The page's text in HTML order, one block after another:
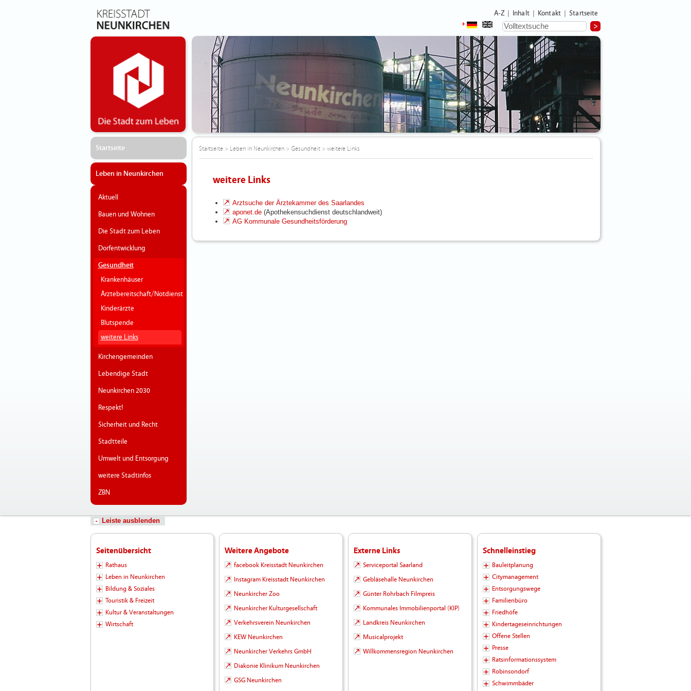
A-Z Inhalt Kontakt Startseite
Startseite
Leben in Neunkirchen
Aktuell
Bauen und Wohnen
Die Stadt zum Leben
Dorfentwicklung
Gesundheit
Krankenhäuser
Ärztebereitschaft/Notdienst
Kinderärzte
Blutspende
weitere Links
Kirchengemeinden
Lebendige Stadt
Neunkirchen 2030
Respekt!
Sicherheit und Recht
Stadtteile
Umwelt und Entsorgung
weitere Stadtinfos
ZBN
Startseite> Leben in Neunkirchen> Gesundheit> weitere Links
weitere Links
Arztsuche der Ärztekammer des Saarlandes
aponet.de(Apothekensuchdienst deutschlandweit)
AG Kommunale Gesundheitsförderung
Leiste ausblenden
Seitenübersicht
Rathaus
Leben in Neunkirchen
Bildung & Soziales
Touristik & Freizeit
Kultur & Veranstaltungen
Wirtschaft
Weitere Angebote
facebook Kreisstadt Neunkirchen
Instagram Kreisstadt Neunkirchen
Neunkircher Zoo
Neunkircher Kulturgesellschaft
Verkehrsverein Neunkirchen
KEW Neunkirchen
Neunkircher Verkehrs GmbH
Diakonie Klinikum Neunkirchen
GSG Neunkirchen
Externe Links
Serviceportal Saarland
Gebläsehalle Neunkirchen
Günter Rohrbach Filmpreis
Kommunales Immobilienportal (KIP)
Landkreis Neunkirchen
Musicalprojekt
Willkommensregion Neunkirchen
Schnelleinstieg
Bauleitplanung
Citymanagement
Entsorgungswege
Familienbüro
Friedhöfe
Kindertageseinrichtungen
Offene Stellen
Presse
Ratsinformationssystem
Robinsondorf
Schwimmbäder